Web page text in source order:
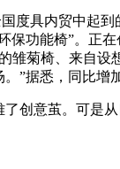
度具内贸中起到
保功能椅”。正
雏菊椅、来自设
”据悉，同比增加
创意茧。可是从